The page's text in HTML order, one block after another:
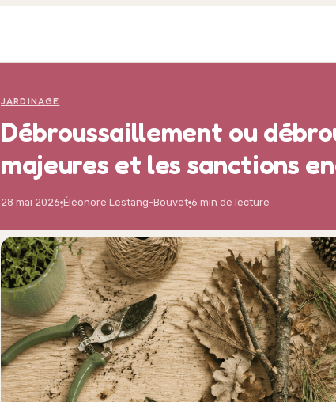
JARDINAGE
Débroussaillement ou
majeures et les sanctions
28 mai 2026·Éléonore Lestang-Bouvet·6 min de lecture